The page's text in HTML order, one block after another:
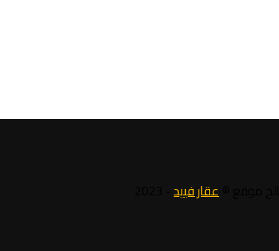
عقار فييد